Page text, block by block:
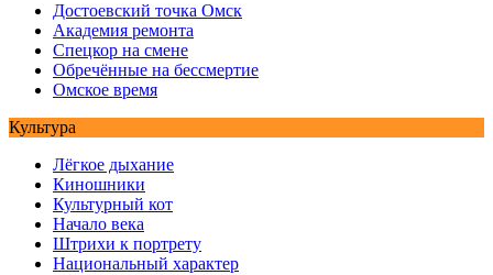
Достоевский точка Омск
Академия ремонта
Спецкор на смене
Обречённые на бессмертие
Омское время
Культура
Лёгкое дыхание
Киношники
Культурный кот
Начало века
Штрихи к портрету
Национальный характер